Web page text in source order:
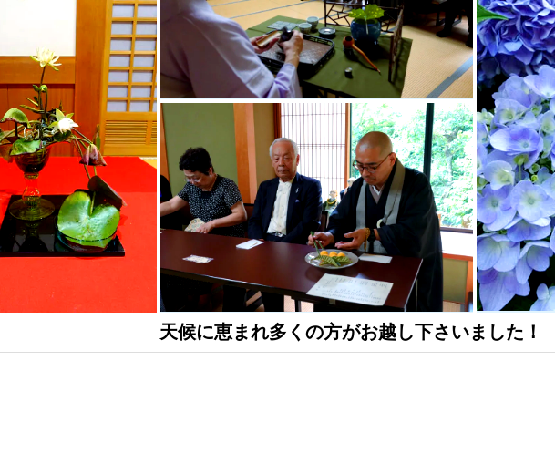
天候に恵まれ多くの方がお越し下さいました！